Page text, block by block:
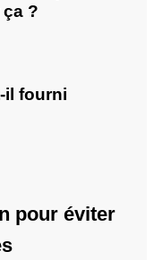
?
il fourni
pour éviter